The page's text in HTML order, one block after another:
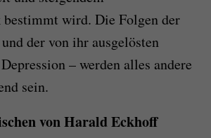
wird. Die Folgen der
der von ihr ausgelösten
– werden alles andere
sein.
von Harald Eckhoff